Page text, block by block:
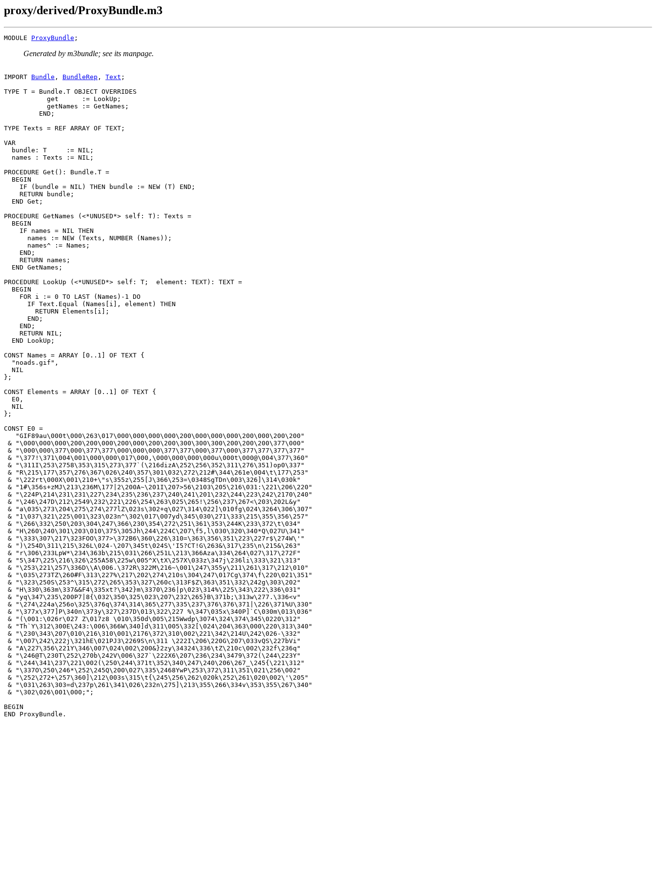
proxy/derived/ProxyBundle.m3
MODULE ProxyBundle
Generated by m3bundle; see its manpage.
IMPORT Bundle , BundleRep , Text ;
TYPE T = Bundle.T OBJECT OVERRIDES
           get      := LookUp;
           getNames := GetNames;
         END;
TYPE Texts = REF ARRAY OF TEXT;
VAR
  bundle: T     := NIL;
  names : Texts := NIL;
PROCEDURE Get (): Bundle.T =
  BEGIN
    IF (bundle = NIL) THEN bundle := NEW (T) END;
    RETURN bundle;
  END Get;
PROCEDURE GetNames (<*UNUSED*> self: T): Texts =
  BEGIN
    IF names = NIL THEN
      names := NEW (Texts, NUMBER (Names));
      names^ := Names;
    END;
    RETURN names;
  END GetNames;
PROCEDURE LookUp (<*UNUSED*> self: T;  element: TEXT): TEXT =
  BEGIN
    FOR i := 0 TO LAST (Names)-1 DO
      IF Text.Equal (Names[i], element) THEN
        RETURN Elements[i];
      END;
    END;
    RETURN NIL;
  END LookUp;
CONST Names = ARRAY [0..1] OF TEXT {
  "noads.gif",
  NIL
};
CONST Elements = ARRAY [0..1] OF TEXT {
  E0,
  NIL
};
CONST E0 =
   "GIF89au\000t\000\263\017\000\000\000\000\200\000\000\000\200\000\200\200"
& "\000\000\000\200\200\000\200\000\200\200\300\300\300\200\200\200\377\000"
& "\000\000\377\000\377\377\000\000\000\377\377\000\377\000\377\377\377\377"
& "\377!\371\004\001\000\000\017\000,\000\000\000\000u\000t\000@\004\377\360"
& "\311I\253\2758\353\315\273\377`(\216dizA\252\256\352\311\276\351)op0\337"
& "R\215\177\357\276\367\026\240\357\301\032\272\212#\344\261e\004\t\177\253"
& "\222rt\000X\001\210+\"s\355z\255[J\366\253=\0348SgTDn\003\326]\314\030k"
& "1#\356s+zMJ\213\236M\177|2\200A~\201I\207>56\2103\205\216\031:\221\206\220"
& "\224P\214\231\231\227\234\235\236\237\240\241\201\232\244\223\242\2170\240"
& "\246\247D\212\2549\232\221\226\254\263\025\265!\256\237\267<\203\202L&y"
& "a\035\273\204\275\274\277lZ\023s\302+q\027\314\022]\010fg\024\3264\306\307"
& "1\037\321\225\001\323\023n^\302\017\007yd\345\030\271\333\215\355\356\257"
& "\266\332\250\203\304\247\366\230\354\272\251\361\353\244K\233\372\t\034"
& "H\260\240\301\203\010\375\305Jh\244\224C\207\f5,l\030\320\340*Q\027U\341"
& "\333\307\217\323FOO\377>\372B6\360\226\310=\363\356\351\223\227r$\274W\'"
& ")\254D\311\215\326L\024-\207\345t\024S\'I5?CT!G\263&\317\235\n\215&\263"
& "r\306\233LpW*\234\363b\215\031\266\251L\213\366Aza\334\264\027\317\272F"
& "5\347\225\216\326\255A58\225w\005^X\tX\257X\033z\347j\236li\333\321\313"
& "\253\221\257\336D\\A\006.\372R\322M\216~\001\247\355y\211\261\317\212\010"
& "\035\273TZ\260#F\313\227%\217\202\274\210s\304\247\017Cg\374\f\220\021\351"
& "\323\250S\253^\315\272\265\353\327\260c\313F$Z\363\351\332\242g\303\202"
& "H\330\363m\337&&F4\335xt?\342}m\3370\236|p\023\314%\225\343\222\336\031"
& "yq\347\235\200P7|8{\032\350\325\023\207\232\265}B\371b;\313w\277.\336<v"
& "\274\224a\256o\325\376q\374\314\365\277\335\237\376\376\371|\226\371%U\330"
& "\377x\377]P\340n\373y\327\237D\013\322\227 %\347\035x\340P]`C\030m\013\036"
& "(\001:\026r\027 Z\017z8 \010\350d\005\215Wwdp\3074\324\374\345\0220\312"
& "Th`Y\312\300E\243:\006\366W\340]d\311\005\332[\024\204\363\000\220\313\340"
& "\230\343\207\010\216\310\001\2176\372\310\002\221\342\214U\242\026-\332"
& "\007\242\222j\321hE\021PJ3\2269S\n\311 \222I\206\220G\207\033vQS\227bVi"
& "A\227\356\221Y\346\007\024\002\200&}2zy\34324\336\tZ\210c\002\232f\236q"
& "\246@T\230T\252\270b\242V\006\327`\222X6\207\236\234\3479\372(\244\223Y"
& "\244\341\237\221\002(\250\244\371t\352\340\247\240\206\267_\245{\221\312"
& "\337O\250\246*\252\245Q\200\027\335\2468YwP\253\372\311\351\021\256\002"
& "\252\272+\257\360]\212\003s\315\t{\245\256\262\020k\252\261\020\002\'\205"
& "\031\263\303=d\237p\261\341\026\232n\275]\213\355\266\334v\353\355\267\340"
& "\302\026\001\000;";
BEGIN